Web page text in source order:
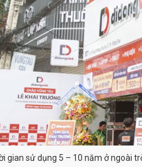
gian sử dụng 5 – 10 năm ở ngoài